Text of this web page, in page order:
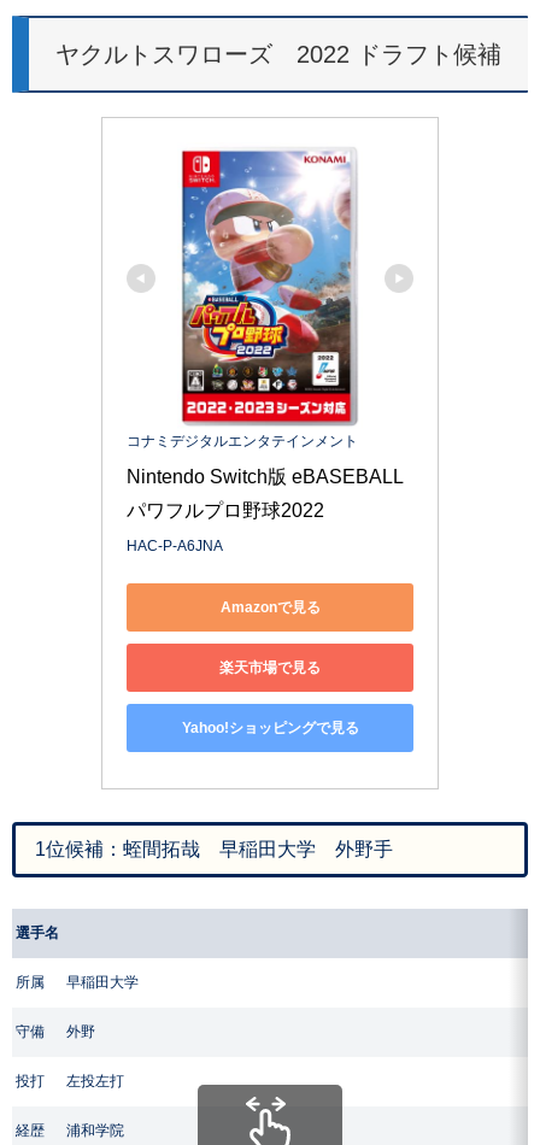
ヤクルトスワローズ 2022 ドラフト候補
コナミデジタルエンタテインメント
Nintendo Switch版 eBASEBALL
パワフルプロ野球2022
HAC-P-A6JNA
Amazonで見る
楽天市場で見る
Yahoo!ショッピングで見る
1位候補：蛭間拓哉 早稲田大学 外野手
選手名
所属 早稲田大学
守備 外野
投打 左投左打
経歴 浦和学院